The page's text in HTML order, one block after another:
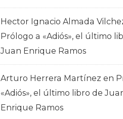
Hector Ignacio Almada
Prólogo a «Adiós», el último
Juan Enrique Ramos
Arturo Herrera Martínez en
«Adiós», el último libro de
Enrique Ramos